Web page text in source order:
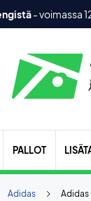
-voimassa
PALLOT
Adidas
Adidas